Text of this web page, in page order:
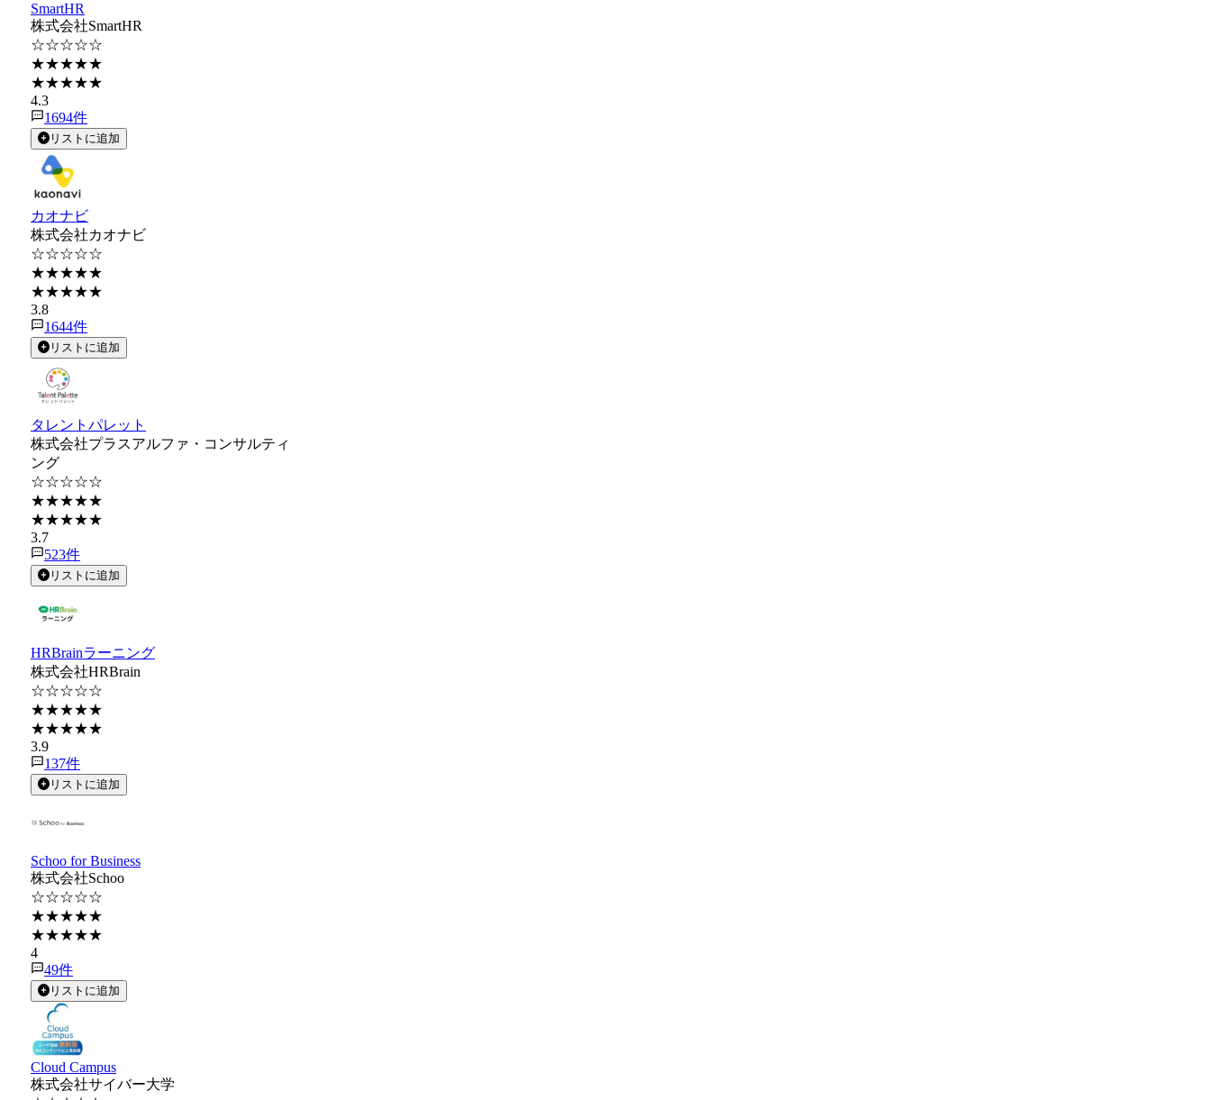
SmartHR
株式会社SmartHR
☆☆☆☆☆
★★★★★
★★★★★
4.3
1694件
リストに追加
カオナビ
株式会社カオナビ
☆☆☆☆☆
★★★★★
★★★★★
3.8
1644件
リストに追加
タレントパレット
株式会社プラスアルファ・コンサルティ
ング
☆☆☆☆☆
★★★★★
★★★★★
3.7
523件
リストに追加
HRBrainラーニング
株式会社HRBrain
☆☆☆☆☆
★★★★★
★★★★★
3.9
137件
リストに追加
Schoo for Business
株式会社Schoo
☆☆☆☆☆
★★★★★
★★★★★
4
49件
リストに追加
Cloud Campus
株式会社サイバー大学